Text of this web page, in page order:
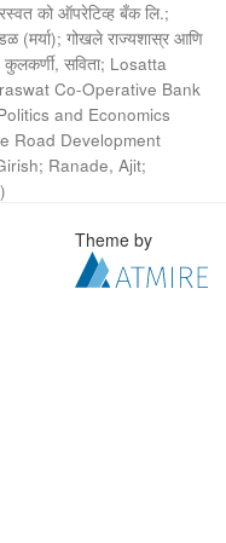
को ऑपरेटिव्ह बँक लि.;
(मर्या); गोखले राज्यशास्र आणि
कुलकर्णी, सविता; Losatta
Co-Operative Bank
and Economics
Road Development
; Ranade, Ajit;
)
Theme by